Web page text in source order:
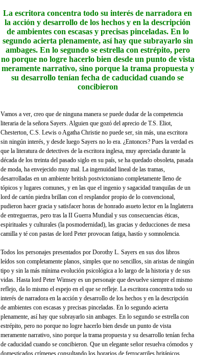
La escritora concentra todo su interés de narradora en
la acción y desarrollo de los hechos y en la descripción
de ambientes con escasas y precisas pinceladas. En lo
segundo acierta plenamente, así hay que subrayarlo sin
ambages. En lo segundo se estrella con estrépito, pero
no porque no logre hacerlo bien desde un punto de vista
meramente narrativo, sino porque la trama propuesta y
su desarrollo tenían fecha de caducidad cuando se
concibieron
Vamos a ver, creo que de ninguna manera se puede dudar de la competencia
literaria de la señora Sayers. Alguien que gozó del aprecio de T.S. Eliot,
Chesterton, C.S. Lewis o Agatha Christie no puede ser, sin más, una escritora
sin ningún interés, y desde luego Sayers no lo era. ¿Entonces? Pues la verdad es
que la literatura de detectives de la escritora inglesa, muy apreciada durante la
década de los treinta del pasado siglo en su país, se ha quedado obsoleta, pasada
de moda, ha envejecido muy mal. La ingenuidad lineal de las tramas,
desarrolladas en un ambiente british postvictoniano completamente lleno de
tópicos y lugares comunes, y en las que el ingenio y sagacidad tranquilas de un
lord de cartón piedra brillan con el resplandor propio de lo convencional,
pudieron hacer gracia y satisfacer horas de honrado asueto lector en la Inglaterra
de entreguerras, pero tras la II Guerra Mundial y sus consecuencias éticas,
espirituales y culturales (la posmodernidad), las gracias y deducciones de mesa
camilla y té con pastas de lord Peter provocan fatiga, hastío y somnolencia.
Todos los personajes presentados por Dorothy L. Sayers en sus dos libros
leídos son completamente planos, simples que no sencillos, sin aristas de ningún
tipo y sin la más mínima evolución psicológica a lo largo de la historia y de sus
vidas. Hasta lord Peter Wimsey es un personaje que devuelve siempre el mismo
reflejo, da lo mismo el espejo en el que se refleje. La escritora concentra todo su
interés de narradora en la acción y desarrollo de los hechos y en la descripción
de ambientes con escasas y precisas pinceladas. En lo segundo acierta
plenamente, así hay que subrayarlo sin ambages. En lo segundo se estrella con
estrépito, pero no porque no logre hacerlo bien desde un punto de vista
meramente narrativo, sino porque la trama propuesta y su desarrollo tenían fecha
de caducidad cuando se concibieron. Que un elegante señor resuelva cómodos y
domesticados crímenes consultando los horarios de ferrocarriles británicos